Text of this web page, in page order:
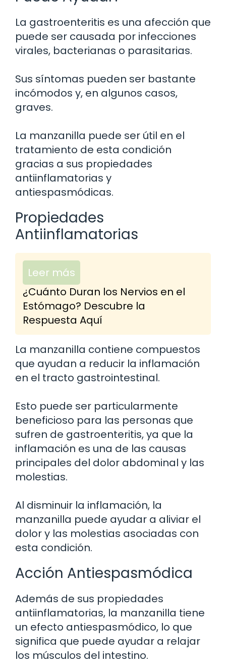
La gastroenteritis es una afección que
puede ser causada por infecciones
virales, bacterianas o parasitarias.
Sus síntomas pueden ser bastante
incómodos y, en algunos casos,
graves.
La manzanilla puede ser útil en el
tratamiento de esta condición
gracias a sus propiedades
antiinflamatorias y
antiespasmódicas.
Propiedades
Antiinflamatorias
Leer más
¿Cuánto Duran los Nervios en el
Estómago? Descubre la
Respuesta Aquí
La manzanilla contiene compuestos
que ayudan a reducir la inflamación
en el tracto gastrointestinal.
Esto puede ser particularmente
beneficioso para las personas que
sufren de gastroenteritis, ya que la
inflamación es una de las causas
principales del dolor abdominal y las
molestias.
Al disminuir la inflamación, la
manzanilla puede ayudar a aliviar el
dolor y las molestias asociadas con
esta condición.
Acción Antiespasmódica
Además de sus propiedades
antiinflamatorias, la manzanilla tiene
un efecto antiespasmódico, lo que
significa que puede ayudar a relajar
los músculos del intestino.